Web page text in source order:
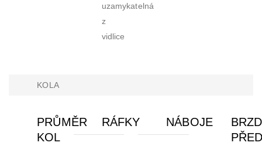
uzamykatelná
z
vidlice
KOLA
PRŮMĚR
KOL
RÁFKY NÁBOJE